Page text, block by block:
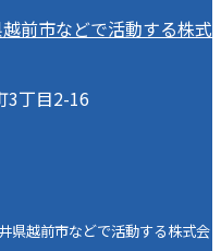
3丁目2-16
越前市などで活動する株式会